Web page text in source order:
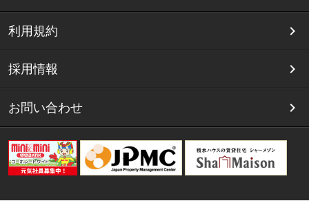
利用規約
採用情報
お問い合わせ